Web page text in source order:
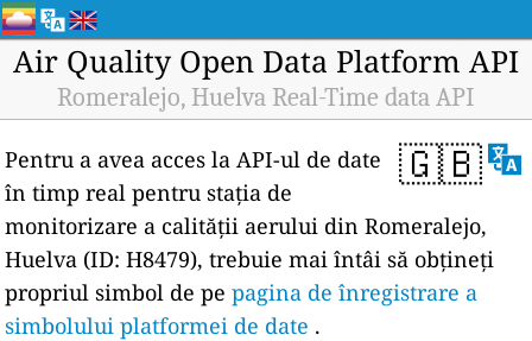
Air Quality Open Data Platform API
Romeralejo, Huelva Real-Time data API
🇬🇧
Pentru a avea acces la API-ul de date
în timp real pentru stația de
monitorizare a calității aerului din Romeralejo,
Huelva (ID: H8479), trebuie mai întâi să obțineți
propriul simbol de pepagina de înregistrare a
simbolului platformei de date .